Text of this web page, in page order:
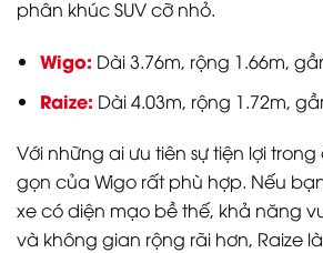
phân khúc SUV cỡ nhỏ.
Wigo: Dài 3.76m, rộng 1.66m,
Raize: Dài 4.03m, rộng 1.72m,
Với những ai ưu tiên sự tiện lợi
gọn của Wigo rất phù hợp. Nếu
xe có diện mạo bề thế, khả năng
và không gian rộng rãi hơn, Raize